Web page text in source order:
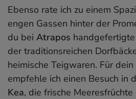
Ebenso rate ich zu einem
engen Gassen hinter der
du bei Atrapos
der traditionsreichen
heimische Teigwaren. Für
empfehle ich einen Besuch in
Kea, die frische